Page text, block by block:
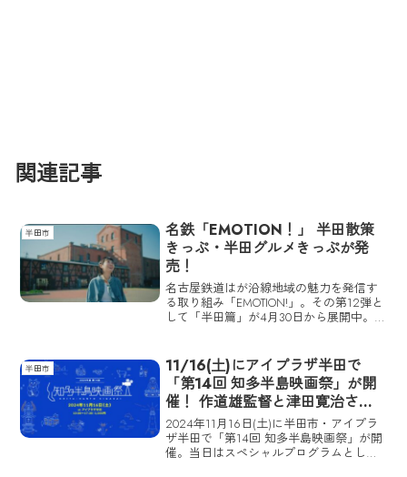
関連記事
半田市
名鉄「EMOTION！」 半田散策
きっぷ・半田グルメきっぷが発
売！
名古屋鉄道はが沿線地域の魅力を発信す
る取り組み「EMOTION!」。その第12弾と
して「半田篇」が4月30日から展開中。
「押寿司」等を楽しむのにおすすめの
「半田散策きっぷ」・「半田グルメきっ
ぷ」が発売中だ。
半田市
11/16(土)にアイプラザ半田で
「第14回 知多半島映画祭」が開
催！ 作道雄監督と津田寛治さん
によるトークショーも
2024年11月16日(土)に半田市・アイプラ
ザ半田で「第14回 知多半島映画祭」が開
催。当日はスペシャルプログラムとして